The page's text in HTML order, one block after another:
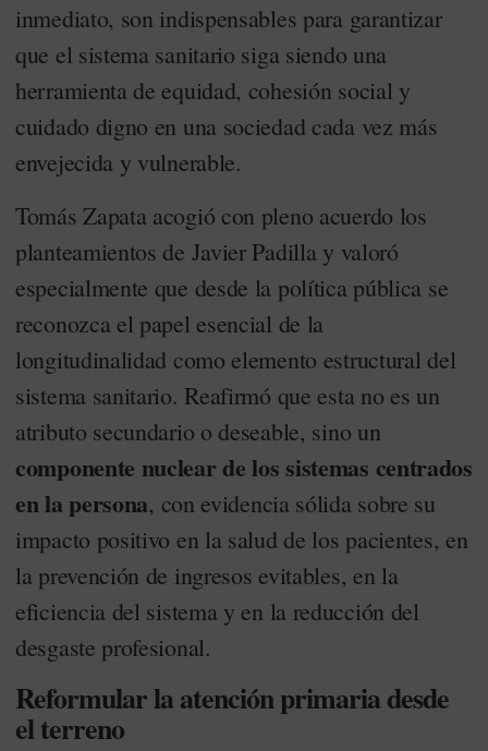
inmediato, son indispensables para garantizar
que el sistema sanitario siga siendo una
herramienta de equidad, cohesión social y
cuidado digno en una sociedad cada vez más
envejecida y vulnerable.
Tomás Zapata acogió con pleno acuerdo los
planteamientos de Javier Padilla y valoró
especialmente que desde la política pública se
reconozca el papel esencial de la
longitudinalidad como elemento estructural del
sistema sanitario. Reafirmó que esta no es un
atributo secundario o deseable, sino un
componente nuclear de los sistemas centrados
en la persona, con evidencia sólida sobre su
impacto positivo en la salud de los pacientes, en
la prevención de ingresos evitables, en la
eficiencia del sistema y en la reducción del
desgaste profesional.
Reformular la atención primaria desde
el terreno